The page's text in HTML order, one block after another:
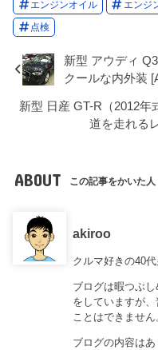
エンジンオイル エンジ
点検
新型 アウディ
クールな内外装
新型 日産 GT-R（2012年
道を走れる
ABOUT この記事をかいた人
akiroo
クルマ好きの40
ブログは暇つぶ
をしていますが
ことはできません
ブログの内容は